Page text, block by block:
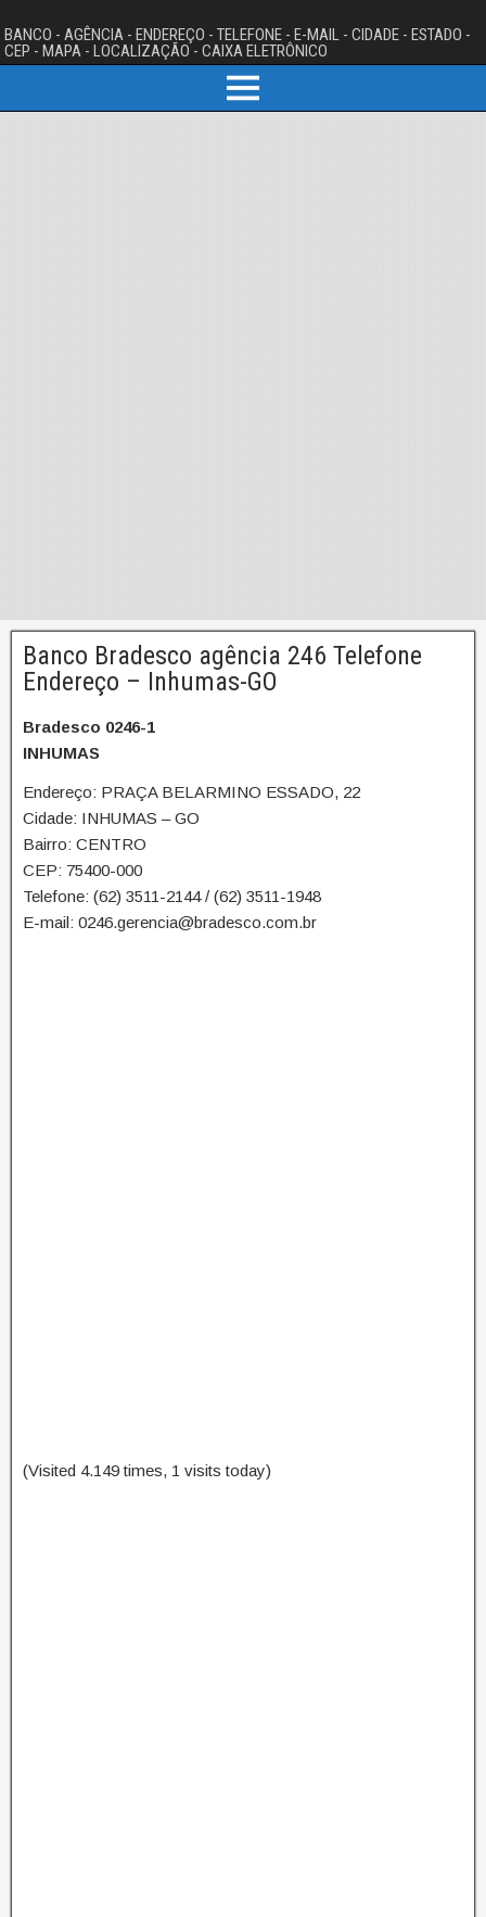
BANCO - AGÊNCIA - ENDEREÇO - TELEFONE - E-MAIL - CIDADE - ESTADO -
CEP - MAPA - LOCALIZAÇÃO - CAIXA ELETRÔNICO
Banco Bradesco agência 246 Telefone
Endereço – Inhumas-GO
Bradesco 0246-1
INHUMAS
Endereço: PRAÇA BELARMINO ESSADO, 22
Cidade: INHUMAS – GO
Bairro: CENTRO
CEP: 75400-000
Telefone: (62) 3511-2144 / (62) 3511-1948
E-mail: 0246.gerencia@bradesco.com.br
(Visited 4.149 times, 1 visits today)